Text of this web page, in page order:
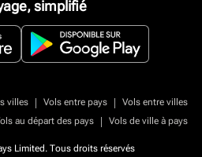
simplifié
villes | Vols entre pays |
Vols entre villes
au départ des pays | Vols de ville à pays
Limited. Tous droits réservés